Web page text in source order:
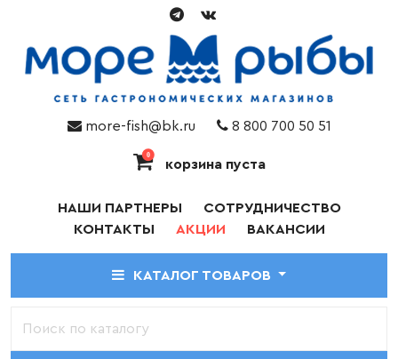
more-fish@bk.ru 8 800 700 50 51
0
корзина пуста
НАШИ ПАРТНЕРЫ
СОТРУДНИЧЕСТВО
КОНТАКТЫ
АКЦИИ ВАКАНСИИ
КАТАЛОГ ТОВАРОВ